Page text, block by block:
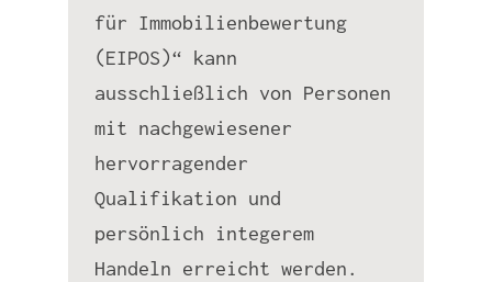
für Immobilienbewertung
(EIPOS)“ kann
ausschließlich von Personen
mit nachgewiesener
hervorragender
Qualifikation und
persönlich integerem
Handeln erreicht werden.